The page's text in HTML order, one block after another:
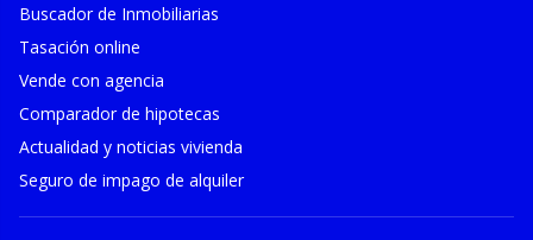
Buscador de Inmobiliarias
Tasación online
Vende con agencia
Comparador de hipotecas
Actualidad y noticias vivienda
Seguro de impago de alquiler